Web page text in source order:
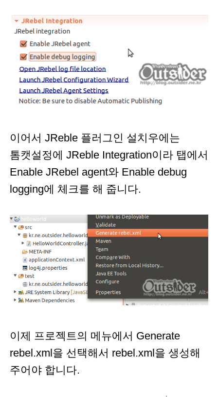
이어서 JReble 플러그인 설치우에는
톰캣설정에 JReble Integration이라 탭에서
Enable JRebel agent와 Enable debug
logging에 체크를 해 줍니다.
이제 프로젝트의 메뉴에서 Generate
rebel.xml을 선택해서 rebel.xml을 생성해
주어야 합니다.